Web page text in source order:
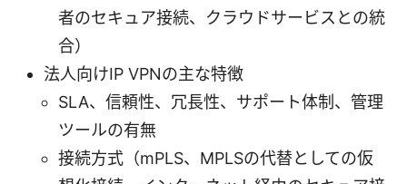
者のセキュア接続、クラウドサービスとの統
合）
法人向けIP VPNの主な特徴
SLA、信頼性、冗長性、サポート体制、管理
ツールの有無
接続方式（mPLS、MPLSの代替としての仮